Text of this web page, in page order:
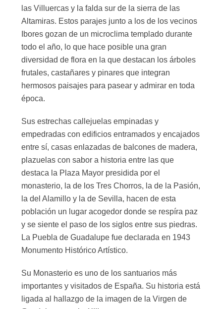
las Villuercas y la falda sur de la sierra de las
Altamiras. Estos parajes junto a los de los vecinos
Ibores gozan de un microclima templado durante
todo el año, lo que hace posible una gran
diversidad de flora en la que destacan los árboles
frutales, castañares y pinares que integran
hermosos paisajes para pasear y admirar en toda
época.
Sus estrechas callejuelas empinadas y
empedradas con edificios entramados y encajados
entre sí, casas enlazadas de balcones de madera,
plazuelas con sabor a historia entre las que
destaca la Plaza Mayor presidida por el
monasterio, la de los Tres Chorros, la de la Pasión,
la del Alamillo y la de Sevilla, hacen de esta
población un lugar acogedor donde se respíra paz
y se siente el paso de los siglos entre sus piedras.
La Puebla de Guadalupe fue declarada en 1943
Monumento Histórico Artístico.
Su Monasterio es uno de los santuarios más
importantes y visitados de España. Su historia está
ligada al hallazgo de la imagen de la Virgen de